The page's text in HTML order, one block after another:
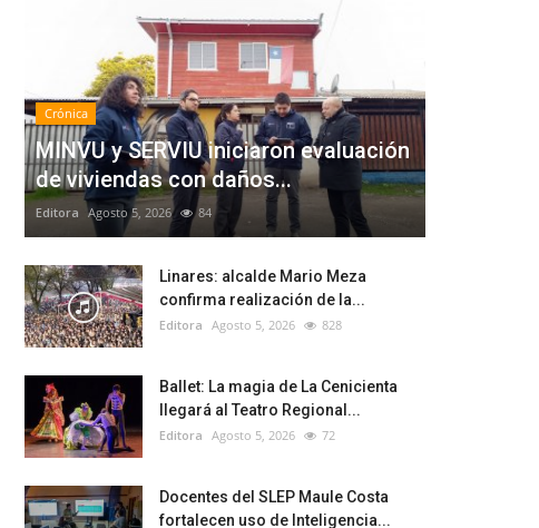
Crónica
MINVU y SERVIU iniciaron evaluación
de viviendas con daños...
Editora Agosto 5, 2026 84
Linares: alcalde Mario Meza
confirma realización de la...
Editora Agosto 5, 2026 828
Ballet: La magia de La Cenicienta
llegará al Teatro Regional...
Editora Agosto 5, 2026 72
Docentes del SLEP Maule Costa
fortalecen uso de Inteligencia...